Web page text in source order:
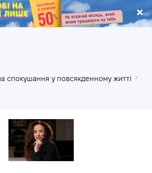
.
спокушання у повсякденному житті